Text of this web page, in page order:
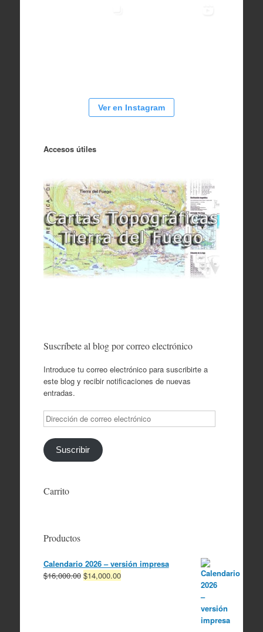
Ver en Instagram
Accesos útiles
Suscríbete al blog por correo electrónico
Introduce tu correo electrónico para suscribirte a
este blog y recibir notificaciones de nuevas
entradas.
Dirección
de
correo
electrónico
Suscribir
Carrito
Productos
Calendario 2026 – versión impresa
$16,000.00 El
$14,000.00El